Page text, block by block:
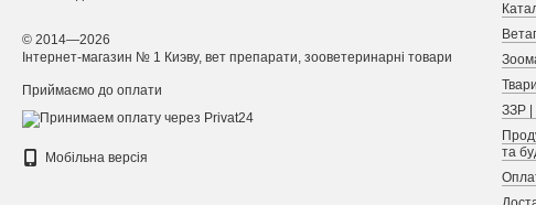
© 2014—2026
Інтернет-магазин № 1 Киэву, вет препарати, зооветеринарні товари
Приймаємо до оплати
Мобільна версія
ЗЗР |
та